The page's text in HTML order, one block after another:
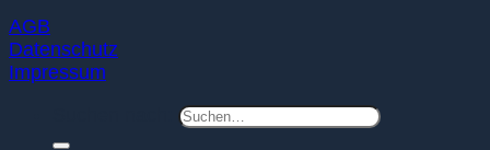
AGB
Datenschutz
Impressum